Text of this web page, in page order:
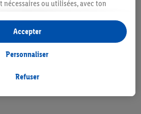
stocks disponibles. Vente limitée à des
Vendu sans décoration. Les produits faisant
les produits NonFood, ne font pas partie de
Ill. semblables.
ou utilisées, avec ton
personnalisée à l'intérieur et à
Si tu es membre du programme Lidl
à ton comportement d'achat en
peux autoriser certaines finalités
Refuser
Personnaliser
Accepter